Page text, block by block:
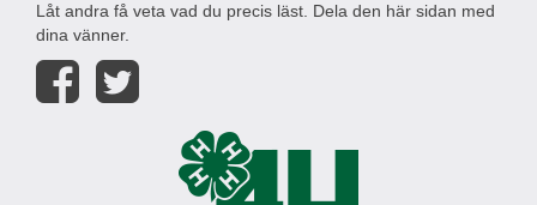
Låt andra få veta vad du precis läst. Dela den här sidan med
dina vänner.